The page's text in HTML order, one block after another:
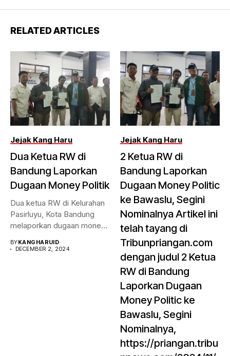
RELATED ARTICLES
Jejak Kang Haru
Dua Ketua RW di
Bandung Laporkan
Dugaan Money Politik
Dua ketua RW di Kelurahan
Pasirluyu, Kota Bandung
melaporkan dugaan money
BYKANGHARUID
DECEMBER 2, 2024
Jejak Kang Haru
2 Ketua RW di
Bandung Laporkan
Dugaan Money Politic
ke Bawaslu, Segini
Nominalnya Artikel ini
telah tayang di
Tribunpriangan.com
dengan judul 2 Ketua
RW di Bandung
Laporkan Dugaan
Money Politic ke
Bawaslu, Segini
Nominalnya,
https://priangan.tribu